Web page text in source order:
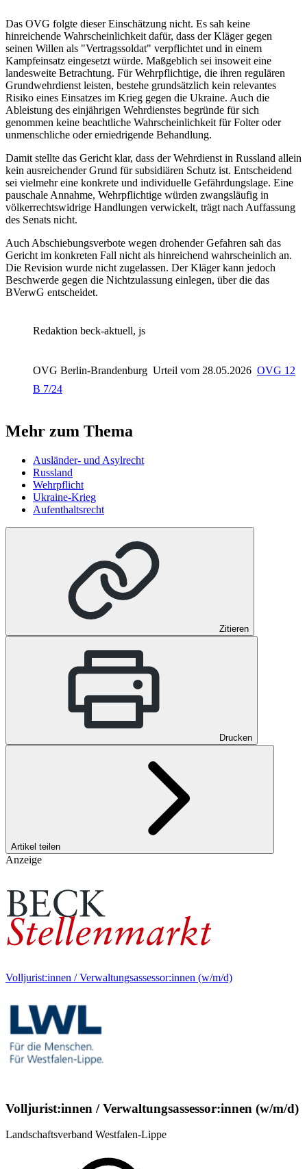
Das OVG folgte dieser Einschätzung nicht. Es sah keine
hinreichende Wahrscheinlichkeit dafür, dass der Kläger gegen
seinen Willen als "Vertragssoldat" verpflichtet und in einem
Kampfeinsatz eingesetzt würde. Maßgeblich sei insoweit eine
landesweite Betrachtung. Für Wehrpflichtige, die ihren regulären
Grundwehrdienst leisten, bestehe grundsätzlich kein relevantes
Risiko eines Einsatzes im Krieg gegen die Ukraine. Auch die
Ableistung des einjährigen Wehrdienstes begründe für sich
genommen keine beachtliche Wahrscheinlichkeit für Folter oder
unmenschliche oder erniedrigende Behandlung.
Damit stellte das Gericht klar, dass der Wehrdienst in Russland allein
kein ausreichender Grund für subsidiären Schutz ist. Entscheidend
sei vielmehr eine konkrete und individuelle Gefährdungslage. Eine
pauschale Annahme, Wehrpflichtige würden zwangsläufig in
völkerrechtswidrige Handlungen verwickelt, trägt nach Auffassung
des Senats nicht.
Auch Abschiebungsverbote wegen drohender Gefahren sah das
Gericht im konkreten Fall nicht als hinreichend wahrscheinlich an.
Die Revision wurde nicht zugelassen. Der Kläger kann jedoch
Beschwerde gegen die Nichtzulassung einlegen, über die das
BVerwG entscheidet.
Redaktion beck-aktuell, js
OVG Berlin-Brandenburg Urteil vom 28.05.2026 OVG 12
B 7/24
Mehr zum Thema
Ausländer- und Asylrecht
Russland
Wehrpflicht
Ukraine-Krieg
Aufenthaltsrecht
Zitieren
Drucken
Artikel teilen
Anzeige
Volljurist:innen / Verwaltungsassessor:innen (w/m/d)
Volljurist:innen / Verwaltungsassessor:innen (w/m/d)
Landschaftsverband Westfalen-Lippe